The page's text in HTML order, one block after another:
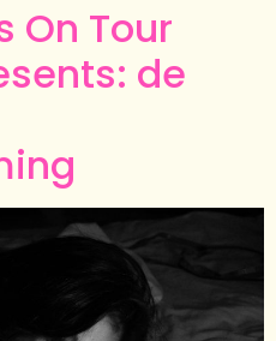
On Tour
de